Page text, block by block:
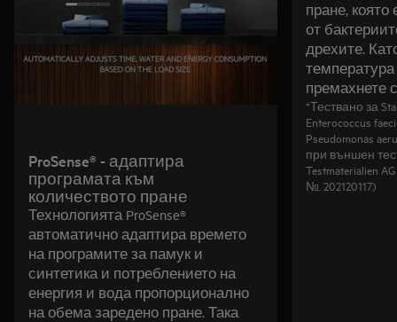
ProSense® - адаптира
програмата към
количеството пране
Технологията ProSense®
автоматично адаптира времето
на програмите за памук и
синтетика и потреблението на
енергия и вода пропорционално
на обема заредено пране. Така
пране, която
от
дрехите.
температура
премахнете
*Тествано за
Enterococcus
Pseudomonas
при външен
Testmaterialien
№. 202120117)